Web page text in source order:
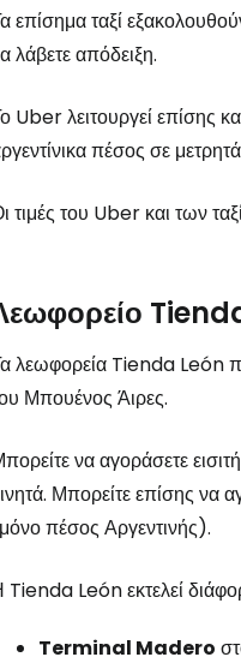
επίσημα ταξί
λάβετε απόδειξη.
Uber λειτουργεί επίσης
πέσος σε
τιμές του Uber και των
λεωφορεία Tienda León
Μπουένος Άιρες.
να αγοράσετε
Μπορείτε επίσης να
πέσος Αργεντινής).
Tienda León εκτελεί
Terminal Madero